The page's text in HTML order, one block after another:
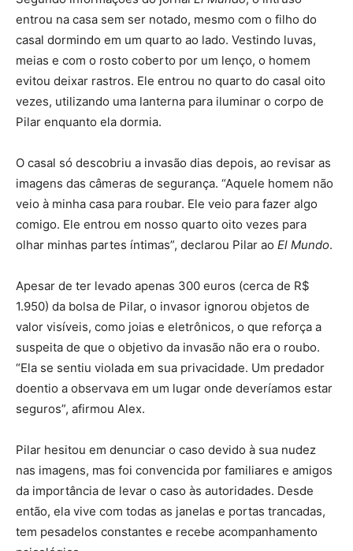
entrou na casa sem ser notado, mesmo com o filho do
casal dormindo em um quarto ao lado. Vestindo luvas,
meias e com o rosto coberto por um lenço, o homem
evitou deixar rastros. Ele entrou no quarto do casal oito
vezes, utilizando uma lanterna para iluminar o corpo de
Pilar enquanto ela dormia.
O casal só descobriu a invasão dias depois, ao revisar as
imagens das câmeras de segurança. “Aquele homem não
veio à minha casa para roubar. Ele veio para fazer algo
comigo. Ele entrou em nosso quarto oito vezes para
olhar minhas partes íntimas”, declarou Pilar ao El Mundo.
Apesar de ter levado apenas 300 euros (cerca de R$
1.950) da bolsa de Pilar, o invasor ignorou objetos de
valor visíveis, como joias e eletrônicos, o que reforça a
suspeita de que o objetivo da invasão não era o roubo.
“Ela se sentiu violada em sua privacidade. Um predador
doentio a observava em um lugar onde deveríamos estar
seguros”, afirmou Alex.
Pilar hesitou em denunciar o caso devido à sua nudez
nas imagens, mas foi convencida por familiares e amigos
da importância de levar o caso às autoridades. Desde
então, ela vive com todas as janelas e portas trancadas,
tem pesadelos constantes e recebe acompanhamento